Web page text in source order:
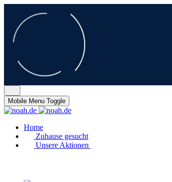
Mobile Menu Toggle
Home
Zuhause gesucht
Unsere Aktionen